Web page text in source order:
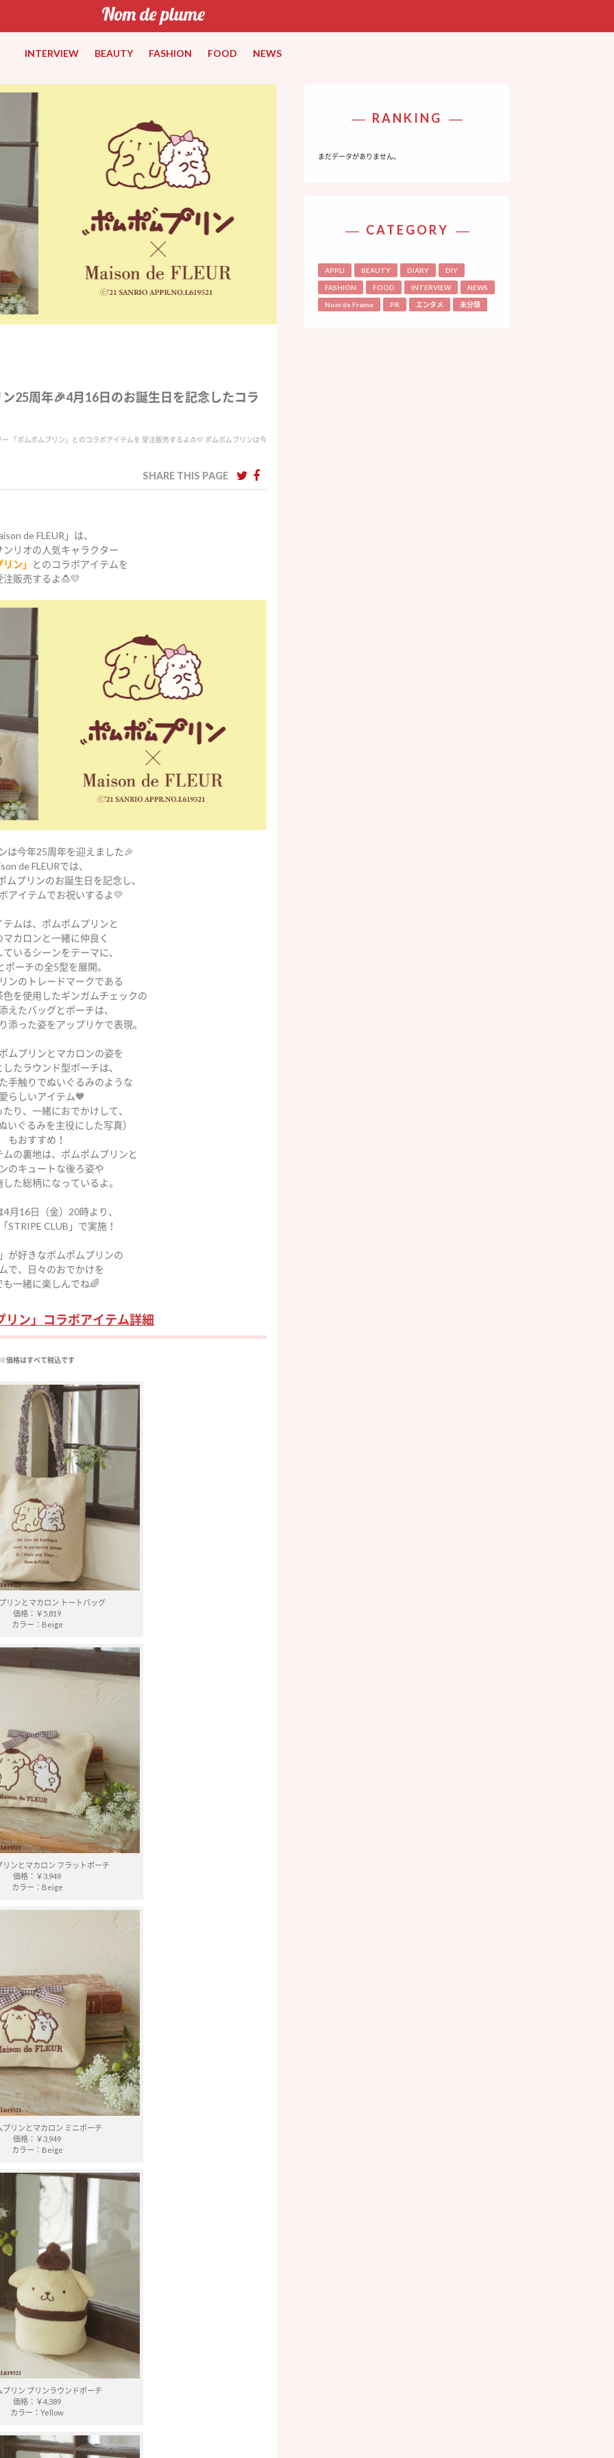
INTERVIEW BEAUTY FASHION FOOD NEWS
25周年🎉4月16日のお誕生日を記念したコラ
「ポムポムプリン」とのコラボアイテムを 受注販売するよ🍮💛 ポムポムプリンは今
SHARE THIS PAGE
de FLEUR」は、
ンリオの人気キャラクター
ン」
とのコラボアイテムを
注販売するよ🍮💛
は今年25周年を迎えました🎉
de FLEURでは、
ムプリンのお誕生日を記念し、
アイテムでお祝いするよ💛
ムは、ポムポムプリンと
マカロンと一緒に仲良く
いるシーンをテーマに、
ポーチの全5型を展開。
ンのトレードマークである
を使用したギンガムチェックの
えたバッグとポーチは、
添った姿をアップリケで表現。
ムプリンとマカロンの姿を
たラウンド型ポーチは、
手触りでぬいぐるみのような
らしいアイテム🧡
り、一緒におでかけして、
いぐるみを主役にした写真）
もおすすめ！
の裏地は、ポムポムプリンと
のキュートな後ろ姿や
た総柄になっているよ。
月16日（金）20時より、
STRIPE CLUB」で実施！
が好きなポムポムプリンの
で、日々のおでかけを
も一緒に楽しんでね🌈
ン」コラボアイテム詳細
※価格はすべて税込です
リンとマカロン トートバッグ
価格：￥5,819
カラー：Beige
リンとマカロン フラットポーチ
価格：￥3,949
カラー：Beige
プリンとマカロン ミニポーチ
価格：￥3,949
カラー：Beige
プリン プリンラウンドポーチ
価格：￥4,389
カラー：Yellow
RANKING
まだデータがありません。
CATEGORY
APPLI BEAUTY DIARY DIY
FASHION FOOD INTERVIEW NEWS
Nom de Frame PR エンタメ 未分類